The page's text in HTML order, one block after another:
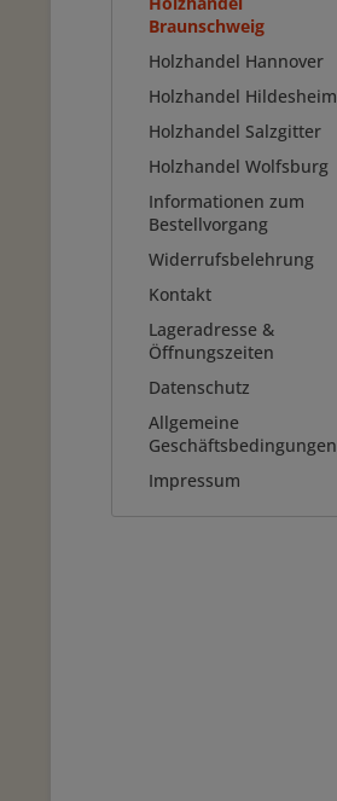
Braunschweig
Holzhandel Hannover
Holzhandel Hildesheim
Holzhandel Salzgitter
Holzhandel Wolfsburg
Informationen zum
Bestellvorgang
Widerrufsbelehrung
Kontakt
Lageradresse &
Öffnungszeiten
Datenschutz
Allgemeine
Geschäftsbedingungen
Impressum